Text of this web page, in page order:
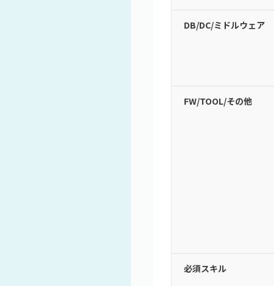
DB/DC/ミドルウェア
FW/TOOL/その他
必須スキル